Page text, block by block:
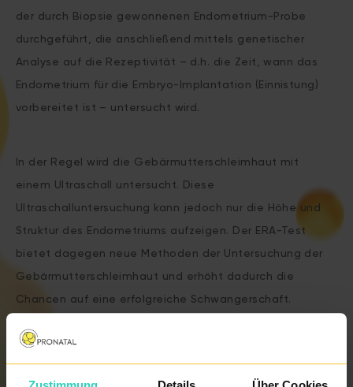
der durch Biopsie gewonnenen Endometrium-Probe
durchgeführt, die anschließend mittels genetischer
Analyse auf die Rezeptivität – d.h. die Zeit, wann das
Endometrium für die Embryo-Implantation (Einnistung)
vorbereitet ist – untersucht wird.
In der Regel wird die Gebärmutterschleimhaut mit
einem Ultraschall untersucht. Diese
Ultraschalluntersuchung kann jedoch nur die Höhe und
Struktur des Endometriums aufzeigen. Der ERA-Test
bietet dagegen neue Methoden der Untersuchung der
Gebärmutterschleimhaut und erhöht dadurch die
Chancen auf eine erfolgreiche Schwangerschaft.
ob sich die Gebärmutterschleimhaut in der sog.